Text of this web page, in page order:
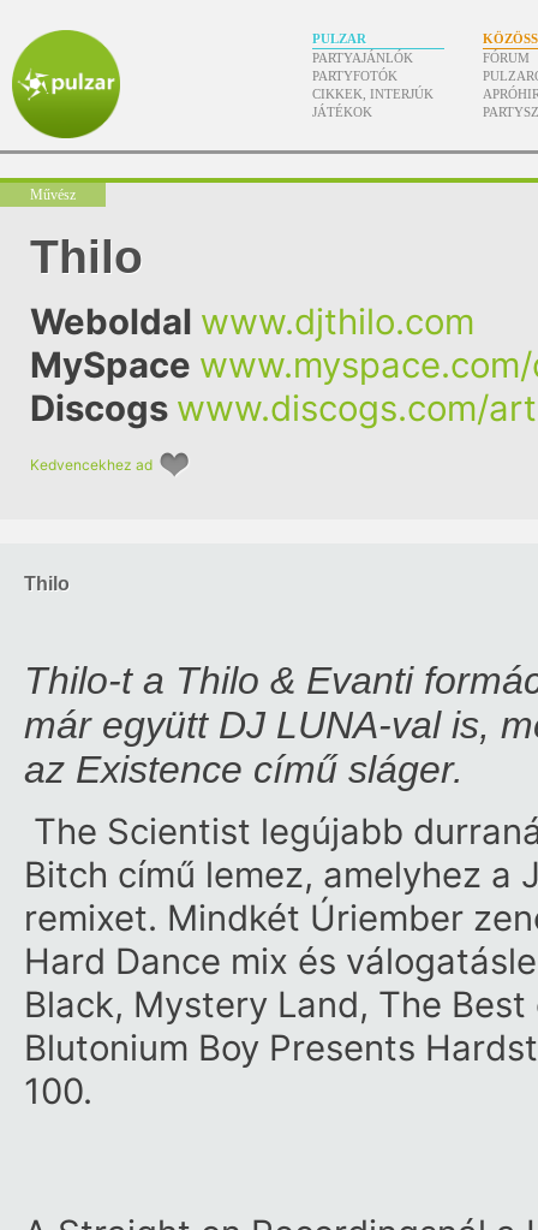
PULZAR
PARTYAJÁNLÓK
PARTYFOTÓK
CIKKEK, INTERJÚK
JÁTÉKOK
FÓRUM
Művész
Thilo
Weboldal www.djthilo.com
MySpace
Discogs www.discogs.com/
Kedvencekhez ad
Thilo
Thilo-t a Thilo & Evanti
már együtt DJ LUNA-val is,
az Existence című sláger.
The Scientist legújabb
Bitch című lemez, amelyhez a
remixet. Mindkét Úriember
Hard Dance mix és
Black, Mystery Land, The
Blutonium Boy Presents
100.